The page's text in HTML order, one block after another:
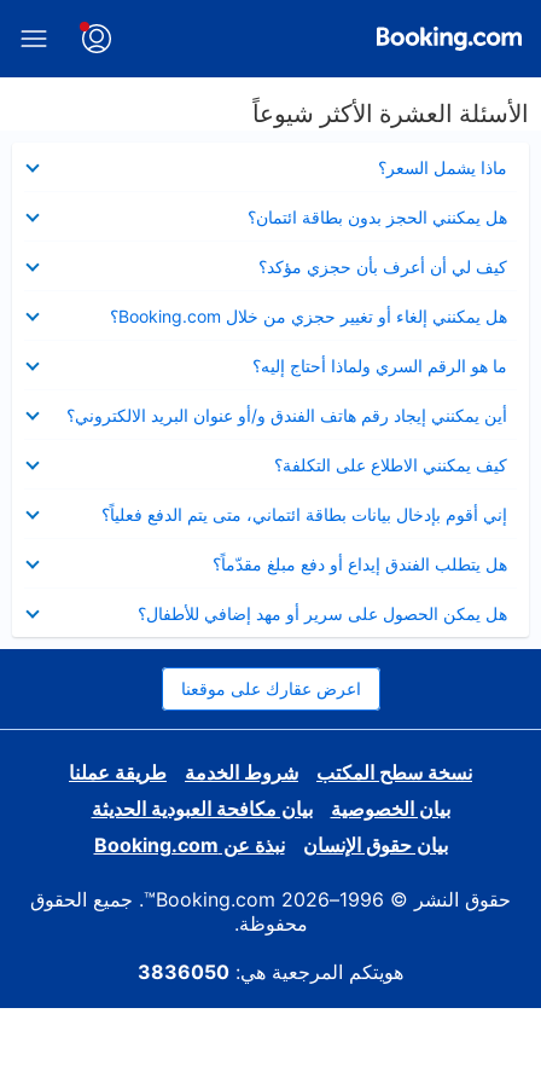
الأسئلة العشرة الأكثر شيوعاً
ماذا يشمل السعر؟
مصغر
هل يمكنني الحجز بدون بطاقة ائتمان؟
مصغر
كيف لي أن أعرف بأن حجزي مؤكد؟
مصغر
هل يمكنني إلغاء أو تغيير حجزي من خلال Booking.com؟
مصغر
ما هو الرقم السري ولماذا أحتاج إليه؟
مصغر
أين يمكنني إيجاد رقم هاتف الفندق و/أو عنوان البريد الالكتروني؟
عرض
مصغر
كيف يمكنني الاطلاع على التكلفة؟
مصغر
إني أقوم بإدخال بيانات بطاقة ائتماني، متى يتم الدفع فعلياً؟
مصغر
هل يتطلب الفندق إيداع أو دفع مبلغ مقدّماً؟
مصغر
هل يمكن الحصول على سرير أو مهد إضافي للأطفال؟
مصغر
اعرض عقارك على موقعنا
نسخة سطح المكتب شروط الخدمة
طريقة عملنا
بيان الخصوصية
بيان مكافحة العبودية الحديثة
بيان حقوق الإنسان
نبذة عن Booking.com
حقوق النشر © 1996–2026 Booking.com™. جميع الحقوق
محفوظة.
هويتكم المرجعية هي: 3836050